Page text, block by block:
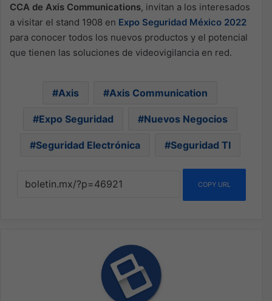
CCA de Axis Communications, invitan a los interesados
a visitar el stand 1908 en Expo Seguridad México 2022
para conocer todos los nuevos productos y el potencial
que tienen las soluciones de videovigilancia en red.
Axis Axis Communication
Expo Seguridad Nuevos Negocios
Seguridad Electrónica Seguridad TI
COPY URL